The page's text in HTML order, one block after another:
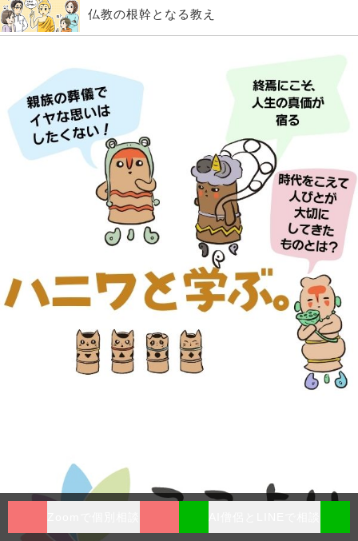
仏教の根幹となる教え